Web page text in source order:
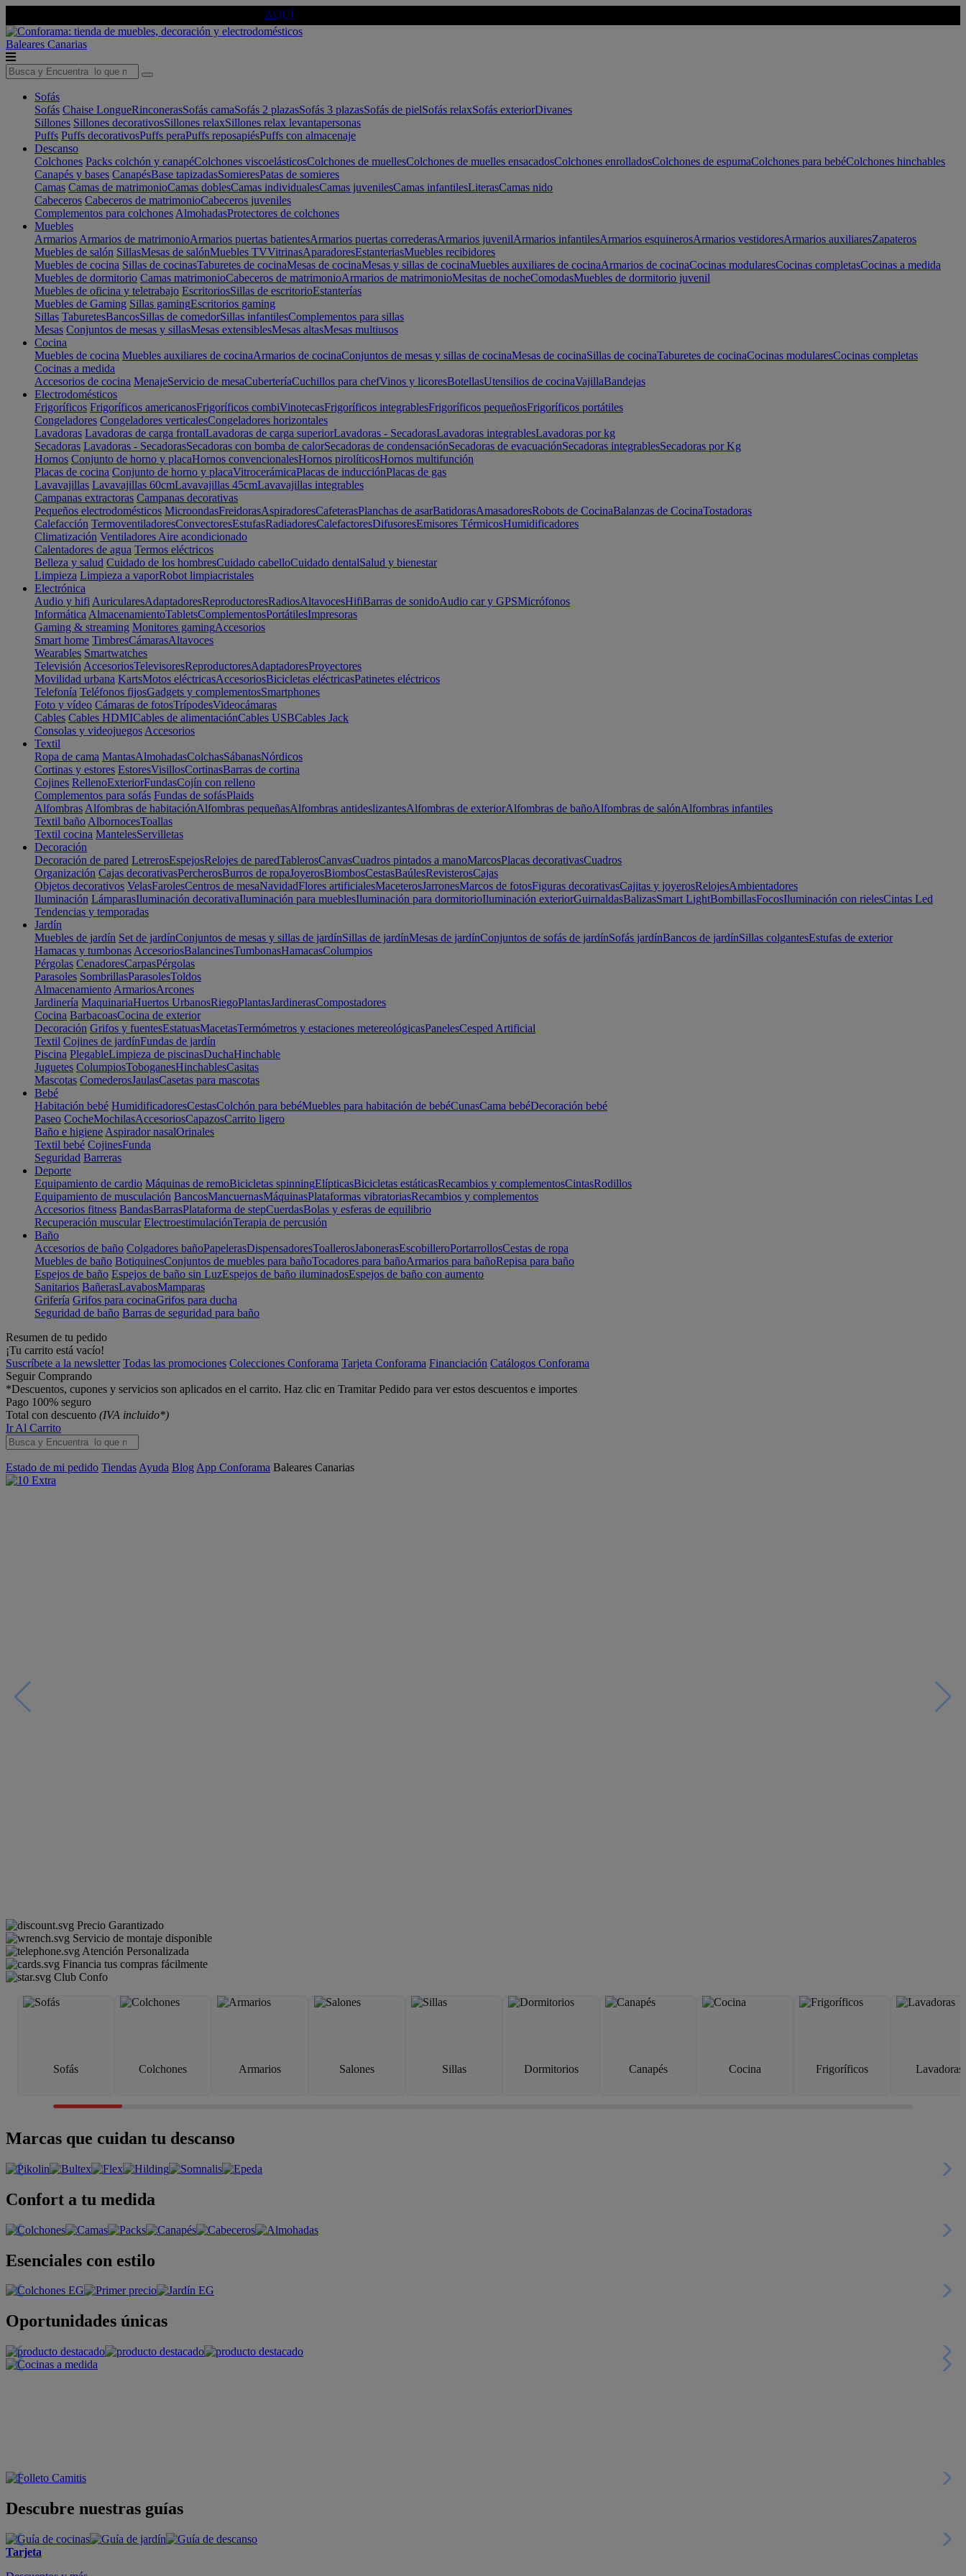
AQUÍ
Baleares Canarias
Sofás
Sofás Chaise LongueRinconerasSofás camaSofás 2 plazasSofás 3 plazasSofás de pielSofás relaxSofás exteriorDivanes
Sillones Sillones decorativosSillones relaxSillones relax levantapersonas
Puffs Puffs decorativosPuffs peraPuffs reposapiésPuffs con almacenaje
Descanso
Colchones Packs colchón y canapéColchones viscoelásticosColchones de muellesColchones de muelles ensacadosColchones enrolladosColchones de espumaColchones para bebéColchones hinchables
Canapés y bases CanapésBase tapizadasSomieresPatas de somieres
Camas Camas de matrimonioCamas doblesCamas individualesCamas juvenilesCamas infantilesLiterasCamas nido
Cabeceros Cabeceros de matrimonioCabeceros juveniles
Complementos para colchones AlmohadasProtectores de colchones
Muebles
Armarios Armarios de matrimonioArmarios puertas batientesArmarios puertas correderasArmarios juvenilArmarios infantilesArmarios esquinerosArmarios vestidoresArmarios auxiliaresZapateros
Muebles de salón SillasMesas de salónMuebles TVVitrinasAparadoresEstanteriasMuebles recibidores
Muebles de cocina Sillas de cocinasTaburetes de cocinaMesas de cocinaMesas y sillas de cocinaMuebles auxiliares de cocinaArmarios de cocinaCocinas modularesCocinas completasCocinas a medida
Muebles de dormitorio Camas matrimonioCabeceros de matrimonioArmarios de matrimonioMesitas de nocheComodasMuebles de dormitorio juvenil
Muebles de oficina y teletrabajo EscritoriosSillas de escritorioEstanterías
Muebles de Gaming Sillas gamingEscritorios gaming
Sillas TaburetesBancosSillas de comedorSillas infantilesComplementos para sillas
Mesas Conjuntos de mesas y sillasMesas extensiblesMesas altasMesas multiusos
Cocina
Muebles de cocina Muebles auxiliares de cocinaArmarios de cocinaConjuntos de mesas y sillas de cocinaMesas de cocinaSillas de cocinaTaburetes de cocinaCocinas modularesCocinas completas
Cocinas a medida
Accesorios de cocina MenajeServicio de mesaCuberteríaCuchillos para chefVinos y licoresBotellasUtensilios de cocinaVajillaBandejas
Electrodomésticos
Frigoríficos Frigoríficos americanosFrigoríficos combiVinotecasFrigoríficos integrablesFrigoríficos pequeñosFrigoríficos portátiles
Congeladores Congeladores verticalesCongeladores horizontales
Lavadoras Lavadoras de carga frontalLavadoras de carga superiorLavadoras - SecadorasLavadoras integrablesLavadoras por kg
Secadoras Lavadoras - SecadorasSecadoras con bomba de calorSecadoras de condensaciónSecadoras de evacuaciónSecadoras integrablesSecadoras por Kg
Hornos Conjunto de horno y placaHornos convencionalesHornos pirolíticosHornos multifunción
Placas de cocina Conjunto de horno y placaVitrocerámicaPlacas de inducciónPlacas de gas
Lavavajillas Lavavajillas 60cmLavavajillas 45cmLavavajillas integrables
Campanas extractoras Campanas decorativas
Pequeños electrodomésticos MicroondasFreidorasAspiradoresCafeterasPlanchas de asarBatidorasAmasadoresRobots de CocinaBalanzas de CocinaTostadoras
Calefacción TermoventiladoresConvectoresEstufasRadiadoresCalefactoresDifusoresEmisores TérmicosHumidificadores
Climatización Ventiladores Aire acondicionado
Calentadores de agua Termos eléctricos
Belleza y salud Cuidado de los hombresCuidado cabelloCuidado dentalSalud y bienestar
Limpieza Limpieza a vaporRobot limpiacristales
Electrónica
Audio y hifi AuricularesAdaptadoresReproductoresRadiosAltavocesHifiBarras de sonidoAudio car y GPSMicrófonos
Informática AlmacenamientoTabletsComplementosPortátilesImpresoras
Gaming & streaming Monitores gamingAccesorios
Smart home TimbresCámarasAltavoces
Wearables Smartwatches
Televisión AccesoriosTelevisoresReproductoresAdaptadoresProyectores
Movilidad urbana KartsMotos eléctricasAccesoriosBicicletas eléctricasPatinetes eléctricos
Telefonía Teléfonos fijosGadgets y complementosSmartphones
Foto y vídeo Cámaras de fotosTrípodesVideocámaras
Cables Cables HDMICables de alimentaciónCables USBCables Jack
Consolas y videojuegos Accesorios
Textil
Ropa de cama MantasAlmohadasColchasSábanasNórdicos
Cortinas y estores EstoresVisillosCortinasBarras de cortina
Cojines RellenoExteriorFundasCojín con relleno
Complementos para sofás Fundas de sofásPlaids
Alfombras Alfombras de habitaciónAlfombras pequeñasAlfombras antideslizantesAlfombras de exteriorAlfombras de bañoAlfombras de salónAlfombras infantiles
Textil baño AlbornocesToallas
Textil cocina MantelesServilletas
Decoración
Decoración de pared LetrerosEspejosRelojes de paredTablerosCanvasCuadros pintados a manoMarcosPlacas decorativasCuadros
Organización Cajas decorativasPercherosBurros de ropaJoyerosBiombosCestasBaúlesRevisterosCajas
Objetos decorativos VelasFarolesCentros de mesaNavidadFlores artificialesMaceterosJarronesMarcos de fotosFiguras decorativasCajitas y joyerosRelojesAmbientadores
Iluminación LámparasIluminación decorativaIluminación para mueblesIluminación para dormitorioIluminación exteriorGuirnaldasBalizasSmart LightBombillasFocosIluminación con rielesCintas Led
Tendencias y temporadas
Jardín
Muebles de jardín Set de jardínConjuntos de mesas y sillas de jardínSillas de jardínMesas de jardínConjuntos de sofás de jardínSofás jardínBancos de jardínSillas colgantesEstufas de exterior
Hamacas y tumbonas AccesoriosBalancinesTumbonasHamacasColumpios
Pérgolas CenadoresCarpasPérgolas
Parasoles SombrillasParasolesToldos
Almacenamiento ArmariosArcones
Jardinería MaquinariaHuertos UrbanosRiegoPlantasJardinerasCompostadores
Cocina BarbacoasCocina de exterior
Decoración Grifos y fuentesEstatuasMacetasTermómetros y estaciones metereológicasPanelesCesped Artificial
Textil Cojines de jardínFundas de jardín
Piscina PlegableLimpieza de piscinasDuchaHinchable
Juguetes ColumpiosToboganesHinchablesCasitas
Mascotas ComederosJaulasCasetas para mascotas
Bebé
Habitación bebé HumidificadoresCestasColchón para bebéMuebles para habitación de bebéCunasCama bebéDecoración bebé
Paseo CocheMochilasAccesoriosCapazosCarrito ligero
Baño e higiene Aspirador nasalOrinales
Textil bebé CojinesFunda
Seguridad Barreras
Deporte
Equipamiento de cardio Máquinas de remoBicicletas spinningElípticasBicicletas estáticasRecambios y complementosCintasRodillos
Equipamiento de musculación BancosMancuernasMáquinasPlataformas vibratoriasRecambios y complementos
Accesorios fitness BandasBarrasPlataforma de stepCuerdasBolas y esferas de equilibrio
Recuperación muscular ElectroestimulaciónTerapia de percusión
Baño
Accesorios de baño Colgadores bañoPapelerasDispensadoresToallerosJabonerasEscobilleroPortarrollosCestas de ropa
Muebles de baño BotiquinesConjuntos de muebles para bañoTocadores para bañoArmarios para bañoRepisa para baño
Espejos de baño Espejos de baño sin LuzEspejos de baño iluminadosEspejos de baño con aumento
Sanitarios BañerasLavabosMamparas
Grifería Grifos para cocinaGrifos para ducha
Seguridad de baño Barras de seguridad para baño
Resumen de tu pedido
¡Tu carrito está vacío!
Suscríbete a la newsletter Todas las promociones Colecciones Conforama Tarjeta Conforama Financiación Catálogos Conforama
Seguir Comprando
*Descuentos, cupones y servicios son aplicados en el carrito. Haz clic en Tramitar Pedido para ver estos descuentos e importes
Pago 100% seguro
Total con descuento (IVA incluido*)
Ir Al Carrito
Estado de mi pedido Tiendas Ayuda Blog App Conforama Baleares Canarias
Precio Garantizado
Servicio de montaje disponible
Atención Personalizada
Financia tus compras fácilmente
Club Confo
Sofás Colchones Armarios Salones Sillas Dormitorios Canapés Cocina Frigoríficos Lavadoras
Marcas que cuidan tu descanso
Confort a tu medida
Esenciales con estilo
Oportunidades únicas
Descubre nuestras guías
Tarjeta